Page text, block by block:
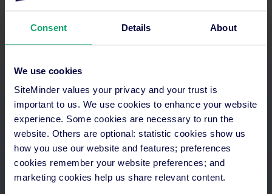
Consent Details About
We use cookies
SiteMinder values your privacy and your trust is
important to us. We use cookies to enhance your website
experience. Some cookies are necessary to run the
website. Others are optional: statistic cookies show us
how you use our website and features; preferences
cookies remember your website preferences; and
marketing cookies help us share relevant content.
Aceda a tudo num só lugar. Configure pagamentos
automatizados e integre com a sua tecnologia existente.
Equipas exclusivas de assistência e integração.